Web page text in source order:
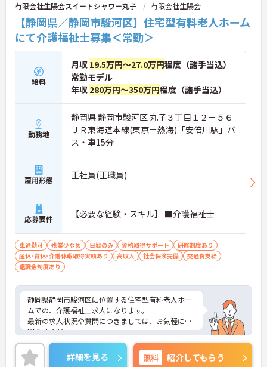
有限会社生陽会スイートシャワー丸子 有限会社生陽会
【静岡県／静岡市駿河区】住宅型有料老人ホーム
にて介護福祉士募集＜常勤＞
給料
月収 19.5万円～27.0万円程度（諸手当込）
常勤モデル
年収 280万円～350万円程度（諸手当込）
勤務地
静岡県 静岡市駿河区 丸子３丁目１２－５６
ＪＲ東海道本線(東京－熱海)「安倍川駅」バ
ス・車15分
雇用形態 正社員(正職員)
応募要件 【必要な経験・スキル】 ■介護福祉士
車通勤可 残業少なめ 日勤のみ 資格取得サポート
研修制度あり
産休･育休･介護休暇取得実績あり
高収入 社会保険完備
交通費支給
退職金制度あり
静岡県静岡市駿河区に位置する住宅型有料老人ホー
ムでの、介護福祉士求人になります。
最新の求人状況や質問につきましては、お気軽にお
問合せください。
詳細を見る 無料 紹介してもらう